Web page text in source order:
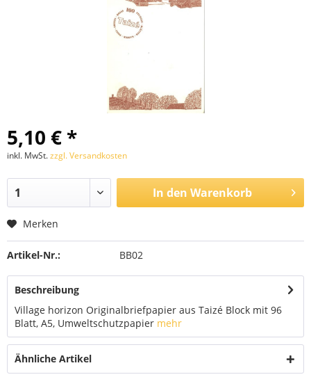
5,10 € *
inkl. MwSt.zzgl. Versandkosten
In den Warenkorb
Merken
Artikel-Nr.: BB02
Beschreibung
Village horizon Originalbriefpapier aus Taizé Block mit 96
Blatt, A5, Umweltschutzpapier mehr
Ähnliche Artikel